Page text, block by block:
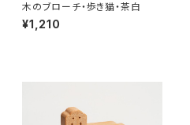
木のブローチ・歩き猫・茶白
¥1,210